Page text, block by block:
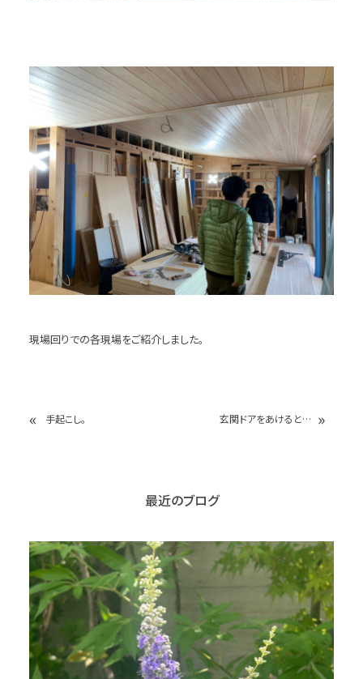
現場回りでの各現場をご紹介しました。
« 手起こし。 玄関ドアをあけると… »
最近のブログ